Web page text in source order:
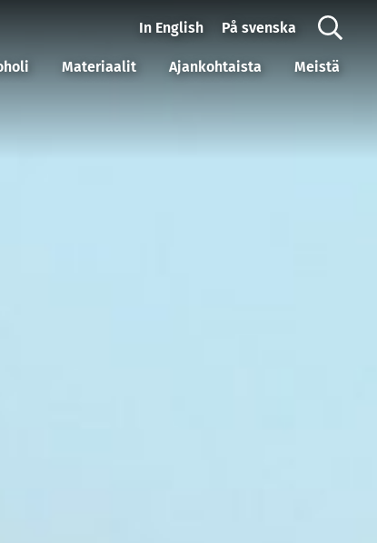
Materiaalit Ajankohtaista Meistä
In English På svenska